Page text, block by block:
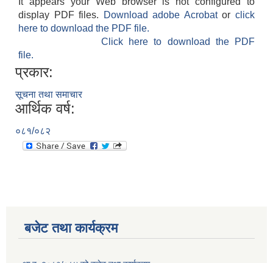
display PDF files.
Download adobe Acrobatorclick
here to download the PDF file.
Click here to download the PDF
file.
प्रकार:
सूचना तथा समाचार
आर्थिक वर्ष:
०८१/०८२
बजेट तथा कार्यक्रम